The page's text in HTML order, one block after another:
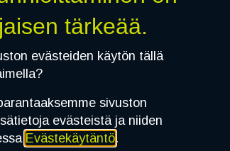
Asennuspalvelu
Mikäli valitset asennuksen, pääset
1X 215/45R16 90V SAILUN ATREZZO ELITE XL
EI ASENNUSTA
tärkeää.
evästeiden käytön tällä
sivuston
evästeistä ja niiden
Evästekäytäntö.